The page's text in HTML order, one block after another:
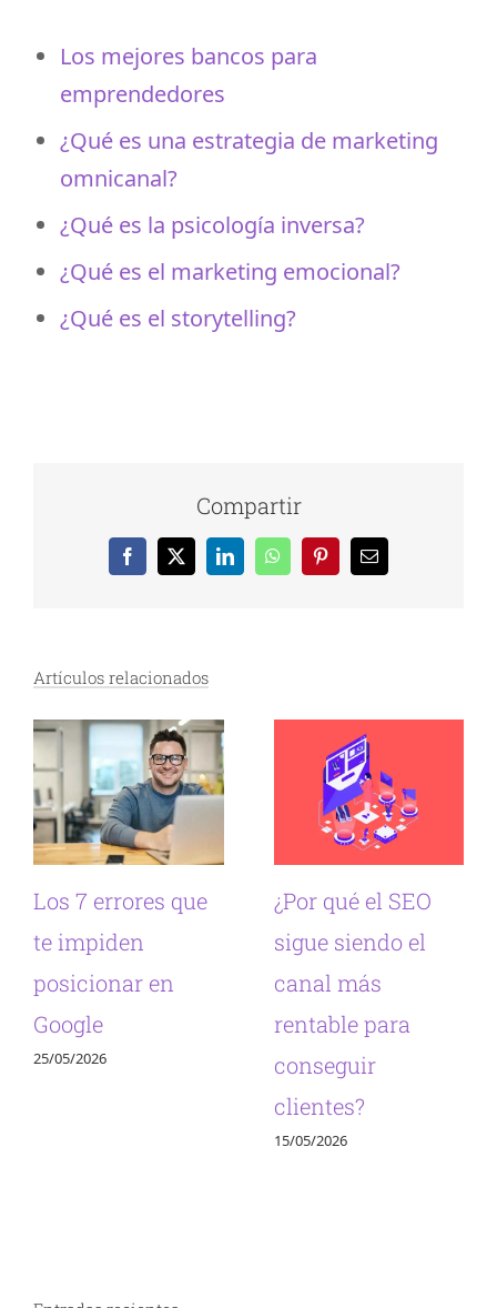
Los mejores bancos para
emprendedores
¿Qué es una estrategia de marketing
omnicanal?
¿Qué es la psicología inversa?
¿Qué es el marketing emocional?
¿Qué es el storytelling?
Compartir
Facebook
X LinkedInWhatsAppPinterestCorreo
electrónico
Artículos relacionados
Los 7 errores que
te impiden
posicionar en
Google
25/05/2026
¿Por qué el SEO
sigue siendo el
canal más
rentable para
conseguir
clientes?
15/05/2026